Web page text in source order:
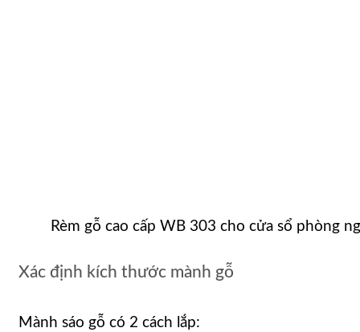
Rèm gỗ cao cấp WB 303 cho cửa sổ phòng
Xác định kích thước mành gỗ
Mành sáo gỗ có 2 cách lắp: